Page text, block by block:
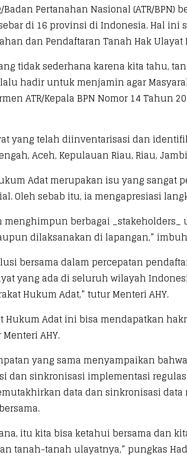
Pertanahan Nasional (ATR/
di 16 provinsi di Indonesia. Hal
dan Pendaftaran Tanah Hak Ulayat
tidak sederhana karena kita
hadir untuk menjamin agar
ATR/Kepala BPN Nomor 14
telah diinventarisasi dan
Aceh, Kepulauan Riau, Riau,
Adat merupakan isu yang
Oleh sebab itu, ia mengapresiasi
menghimpun berbagai
dilaksanakan di lapangan,” imbuh
bersama dalam percepatan
yang ada di seluruh wilayah
Hukum Adat,” tutur Menteri AHY.
Hukum Adat ini bisa mendapatkan
AHY.
yang sama menyampaikan
dan sinkronisasi implementasi
data dan sinkronisasi
itu kita bisa ketahui bersama dan
tanah-tanah ulayatnya,” pungkas